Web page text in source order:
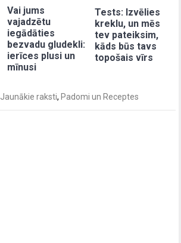
Vai jums
vajadzētu
iegādāties
bezvadu gludekli:
ierīces plusi un
mīnusi
Tests: Izvēlies
kreklu, un mēs
tev pateiksim,
kāds būs tavs
topošais vīrs
Jaunākie raksti, Padomi un Receptes